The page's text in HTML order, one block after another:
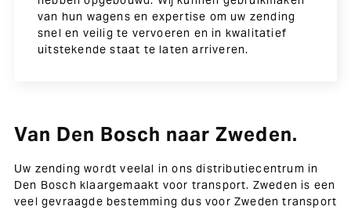
van hun wagens en expertise om uw zending
snel en veilig te vervoeren en in kwalitatief
uitstekende staat te laten arriveren.
Van Den Bosch naar Zweden.
Uw zending wordt veelal in ons distributiecentrum in
Den Bosch klaargemaakt voor transport. Zweden is een
veel gevraagde bestemming dus voor Zweden transport